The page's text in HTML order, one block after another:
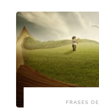
FRASES